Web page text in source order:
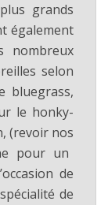
grands
également
nombreux
selon
le honky-
(revoir nos
pour un
de
spécialité de